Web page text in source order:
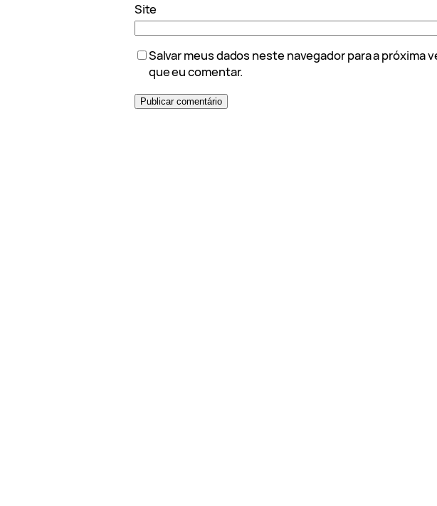
Site
Salvar meus dados neste navegador para a próxima
que eu comentar.